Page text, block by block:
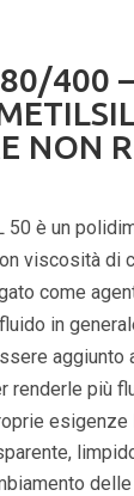
80/400 –
NON
50 è un
viscosità di
come
in
aggiunto
renderle più
esigenze